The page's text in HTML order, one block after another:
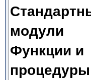
модули
Функции и
процедуры